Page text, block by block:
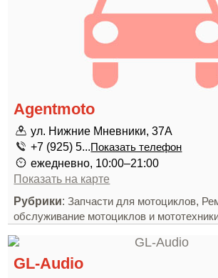
Agentmoto
ул. Нижние Мневники, 37А
+7 (925) 5...Показать телефон
ежедневно, 10:00–21:00
Показать на карте
Рубрики:Запчасти для мотоциклов,
обслуживание мотоциклов и
GL-Audio